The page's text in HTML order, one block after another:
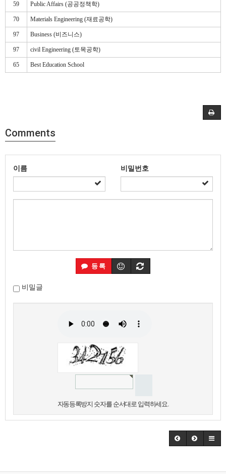
59 Public Affairs (공공정책학)
70 Materials Engineering (재료공학)
97 Business (비즈니스)
97 civil Engineering (토목공학)
65 Best Education School
Comments
이름 비밀번호
등록
비밀글
자동등록방지 숫자를 순서대로 입력하세요.